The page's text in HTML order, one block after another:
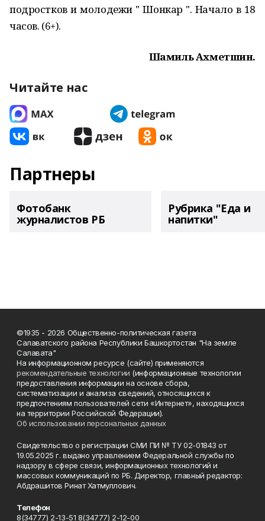
подростков и молодежи " Шонкар ". Начало в 18
часов. (6+).
Шамиль Ахметшин.
Читайте нас
Партнеры
Фотобанк
журналистов РБ
Рубрика "Еда и
напитки"
©1935 - 2026 Общественно-политическая газета
Салаватского района Республики Башкортостан "На земле
Салавата"
На информационном ресурсе (сайте) применяются
рекомендательные технологии (информационные технологии
предоставления информации на основе сбора,
систематизации и анализа сведений, относящихся к
предпочтениям пользователей сети «Интернет», находящихся
на территории Российской Федерации).
Об использовании персональных данных
Свидетельство о регистрации СМИ ПИ № ТУ 02-01843 от
19.05.2025 г. выдано управлением Федеральной службы по
надзору в сфере связи, информационных технологий и
массовых коммуникаций по РБ. Директор, главный редактор:
Абдрашитов Ринат Хатмуллович.
Телефон
8(34777) 2-13-51 8(34777) 2-12-00